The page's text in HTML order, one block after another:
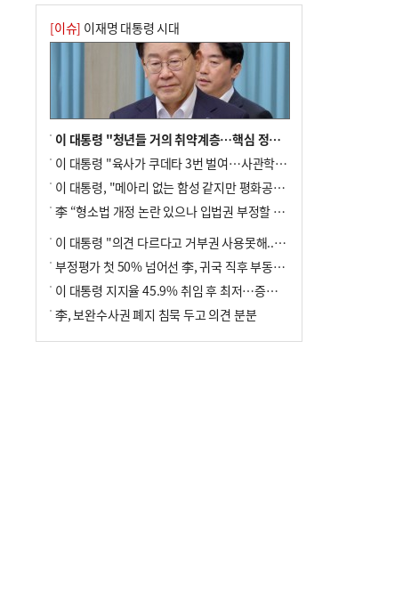
[이슈] 이재명 대통령 시대
이 대통령 "청년들 거의 취약계층…핵심 정책 재편""
이 대통령 "육사가 쿠데타 3번 벌여…사관학교 통합 신속히 추진"
이 대통령, "메아리 없는 함성 같지만 평화공존책 계속해야"
李 “형소법 개정 논란 있으나 입법권 부정할 만큼은 아냐”(종합)
이 대통령 "의견 다르다고 거부권 사용못해.. 입법권 부정할 상황이라 보기 어려워"
부정평가 첫 50% 넘어선 李, 귀국 직후 부동산·증시 점검(종합)
이 대통령 지지율 45.9% 취임 후 최저…증시 폭락·연임 개헌 논란 영향
李, 보완수사권 폐지 침묵 두고 의견 분분